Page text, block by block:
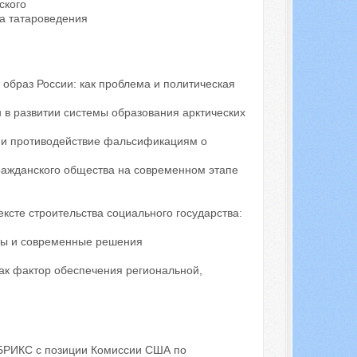
татароведения
России: как проблема и политическая
системы образования арктических
противодействие фальсификациям о
общества на современном этапе
строительства социального государства:
и современные решения
фактор обеспечения региональной,
с позиции Комиссии США по